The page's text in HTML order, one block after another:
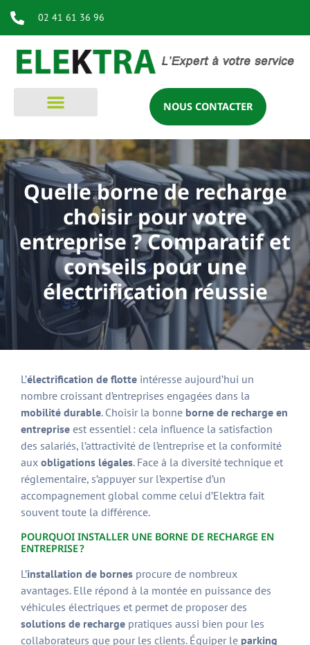
02 41 61 36 96
NOUS CONTACTER
Quelle borne de recharge
choisir pour votre
entreprise ? Comparatif et
conseils pour une
électrification réussie
L’électrification de flotte intéresse aujourd’hui un
nombre croissant d’entreprises engagées dans la
mobilité durable. Choisir la bonne borne de recharge en
entreprise est essentiel : cela influence la satisfaction
des salariés, l’attractivité de l’entreprise et la conformité
aux obligations légales. Face à la diversité technique et
réglementaire, s’appuyer sur l’expertise d’un
accompagnement global comme celui d’Elektra fait
souvent toute la différence.
POURQUOI INSTALLER UNE BORNE DE RECHARGE EN
ENTREPRISE ?
L’installation de bornes procure de nombreux
avantages. Elle répond à la montée en puissance des
véhicules électriques et permet de proposer des
solutions de recharge pratiques aussi bien pour les
collaborateurs que pour les clients. Équiper le parking